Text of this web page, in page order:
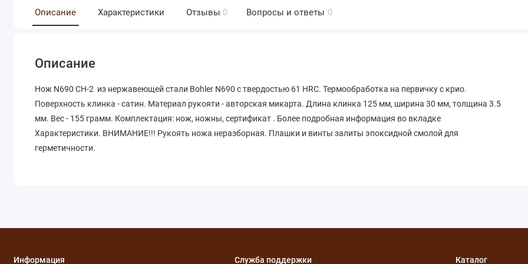
Описание Характеристики Отзывы 0 Вопросы и ответы 0
Описание
Нож N690 СН-2 из нержавеющей стали Bohler N690 с твердостью 61 HRC. Термообработка на первичку с крио.
Поверхность клинка - сатин. Материал рукояти - авторская микарта. Длина клинка 125 мм, ширина 30 мм, толщина 3.5
мм. Вес - 155 грамм. Комплектация: нож, ножны, сертификат . Более подробная информация во вкладке
Характеристики. ВНИМАНИЕ!!! Рукоять ножа неразборная. Плашки и винты залиты эпоксидной смолой для
герметичности.
Информация Служба поддержки Каталог